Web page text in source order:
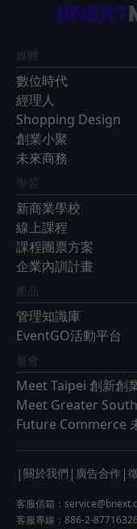
媒體
數位時代
經理人
Shopping Design
創業小聚
未來商務
學習
新商業學校
線上課程
課程團票方案
企業內訓計畫
產品
管理知識庫
EventGO活動平台
展會
Meet Taipei 創新創
Meet Greater South
Future Commerce
| 關於我們 | 廣告合作 |
客服信箱：
客服專線：886-2-87716326